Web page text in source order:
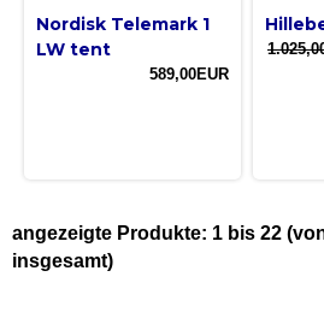
Nordisk Telemark 1
LW tent
589,00EUR
angezeigte Produkte: 1 bis 22
insgesamt)